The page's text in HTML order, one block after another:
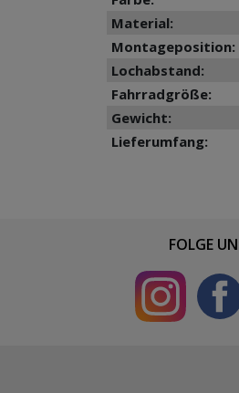
Material:
Montageposition:
Lochabstand:
Fahrradgröße:
Gewicht:
Lieferumfang:
FOLGE